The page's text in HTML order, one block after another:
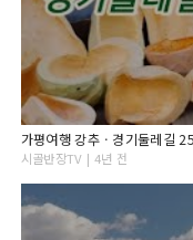
가평여행 강추ㆍ경기둘레길
시골반장TV | 4년 전